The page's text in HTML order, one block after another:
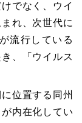
でなく、ウイ
れ、次世代に
流行している
、「ウイルス
位置する同州
内在化してい